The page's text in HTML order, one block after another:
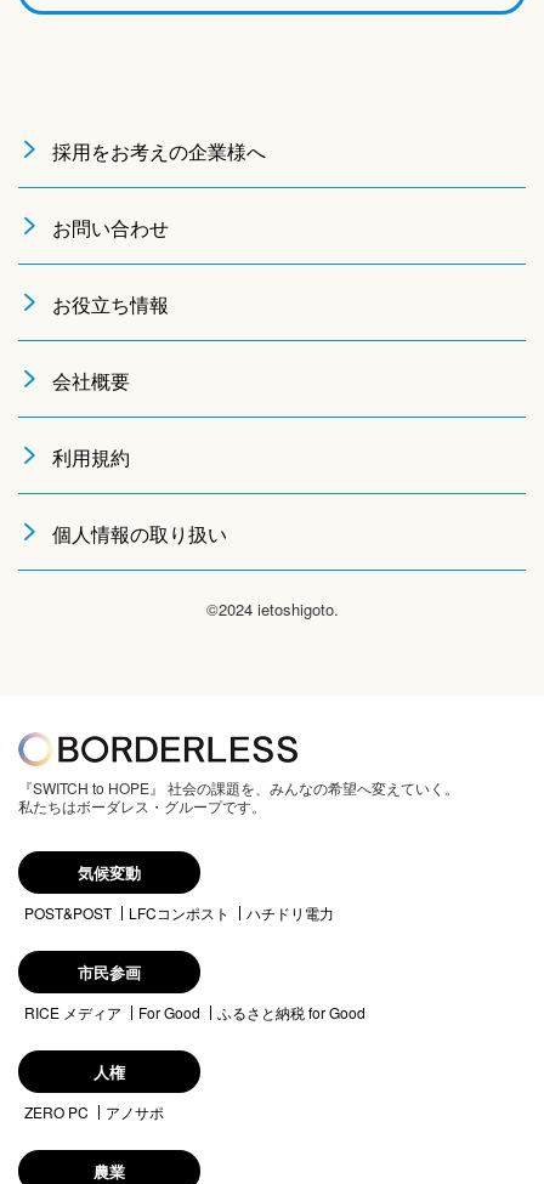
採用をお考えの企業様へ
お問い合わせ
お役立ち情報
会社概要
利用規約
個人情報の取り扱い
©2024 ietoshigoto.
『SWITCH to HOPE』 社会の課題を、みんなの希望へ変えていく。
私たちはボーダレス・グループです。
気候変動
POST&POST LFCコンポスト ハチドリ電力
市民参画
RICE メディア For Good ふるさと納税 for Good
人権
ZERO PC アノサポ
農業